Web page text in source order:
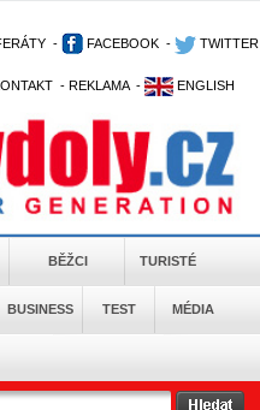
- FACEBOOK - TWITTER
- REKLAMA - ENGLISH
BĚŽCI TURISTÉ
BUSINESS TEST MÉDIA